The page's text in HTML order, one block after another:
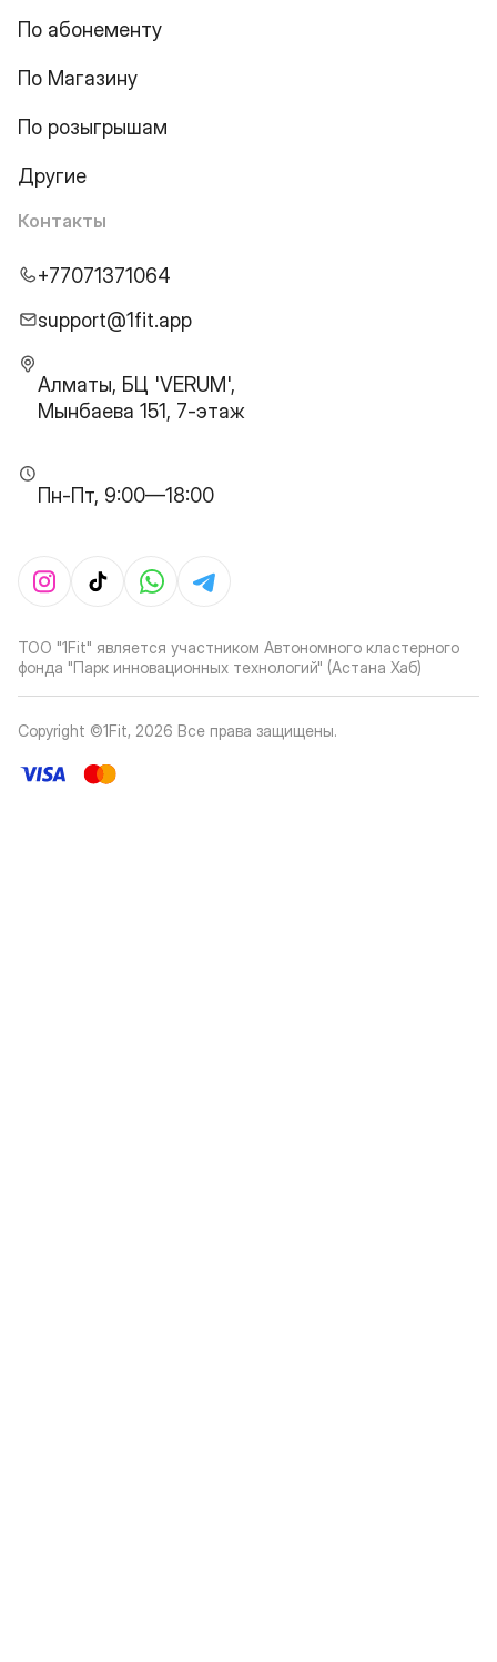
По абонементу
По Магазину
По розыгрышам
Другие
Контакты
+77071371064
support@1fit.app
Алматы, БЦ 'VERUM',
Мынбаева 151, 7-этаж
Пн-Пт, 9:00—18:00
ТОО "1Fit" является участником Автономного кластерного
фонда "Парк инновационных технологий" (Астана Хаб)
Copyright ©1Fit, 2026 Все права защищены.